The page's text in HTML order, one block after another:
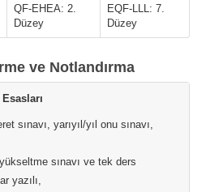
QF-EHEA: 2.
Düzey
EQF-LLL: 7.
Düzey
ve Notlandırma
sınavı, yarıyıl/yıl onu sınavı,
sınavı ve tek ders
yazılı,